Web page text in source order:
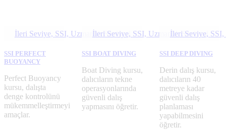
İleri Seviye, SSI, Uzmanlık Seviyesi
SSI PERFECT
BUOYANCY
Perfect Buoyancy
kursu, dalışta
denge kontrolünü
mükemmelleştirmeyi
amaçlar.
İleri Seviye, SSI, Uzmanlık Seviyesi
SSI BOAT DIVING
Boat Diving kursu,
dalıcıların tekne
operasyonlarında
güvenli dalış
yapmasını öğretir.
İleri Seviye, SSI,
SSI DEEP DIVING
Derin dalış kursu,
dalıcıların 40
metreye kadar
güvenli dalış
planlaması
yapabilmesini
öğretir.